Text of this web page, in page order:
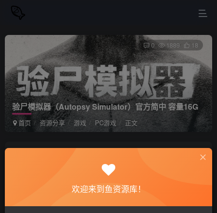
验尸模拟器（Autopsy Simulator）官方简中 容量16G
首页 资源分享 游戏 PC游戏 正文
0 1889 18
私信
容量16G
欢迎来到鱼资源库！